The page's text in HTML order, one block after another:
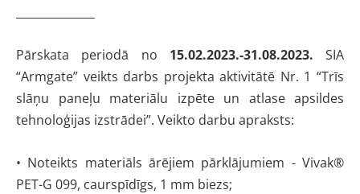
Pārskata periodā no 15.02.2023.-31.08.2023. SIA
“Armgate” veikts darbs projekta aktivitātē Nr. 1 “Trīs
slāņu paneļu materiālu izpēte un atlase apsildes
tehnoloģijas izstrādei”. Veikto darbu apraksts:
• Noteikts materiāls ārējiem pārklājumiem - Vivak®
PET-G 099, caurspīdīgs, 1 mm biezs;